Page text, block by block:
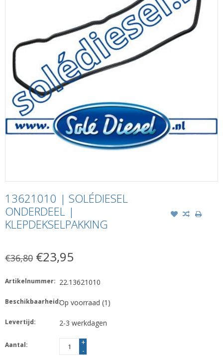
13621010 | SOLÉDIESEL
ONDERDEEL |
KLEPDEKSELPAKKING
€36,80 €23,95
Artikelnummer: 22.13621010
Beschikbaarheid:Op voorraad (1)
Levertijd: 2-3 werkdagen
Aantal:
+
-